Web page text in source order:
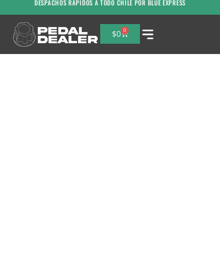
DESPACHOS RAPIDOS A TODO CHILE POR BLUE EXPRESS
$0 0